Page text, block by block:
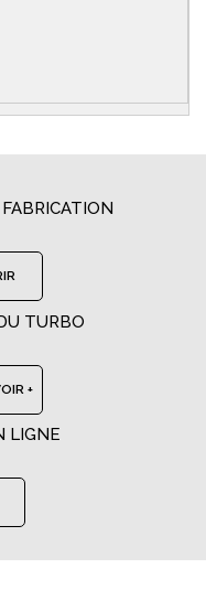
TURBO
+
LIGNE